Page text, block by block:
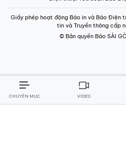
Giấy phép hoạt động Báo in và Báo Điện
tin và Truyền thông cấp
© Bản quyền Báo SÀI
CHUYÊN MỤC VIDEO